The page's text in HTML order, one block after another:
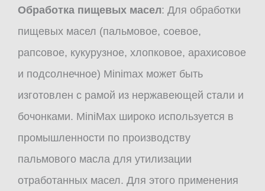
Обработка пищевых масел: Для обработки
пищевых масел (пальмовое, соевое,
рапсовое, кукурузное, хлопковое, арахисовое
и подсолнечное) Minimax может быть
изготовлен с рамой из нержавеющей стали и
бочонками. MiniMax широко используется в
промышленности по производству
пальмового масла для утилизации
отработанных масел. Для этого применения